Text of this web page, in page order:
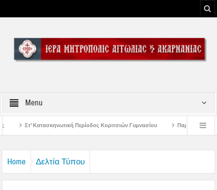
Menu
Κοριτσιών Γυμνασίου Παρακλήσεις πρώτης εβδομάδος
Home Δελτία Τύπου